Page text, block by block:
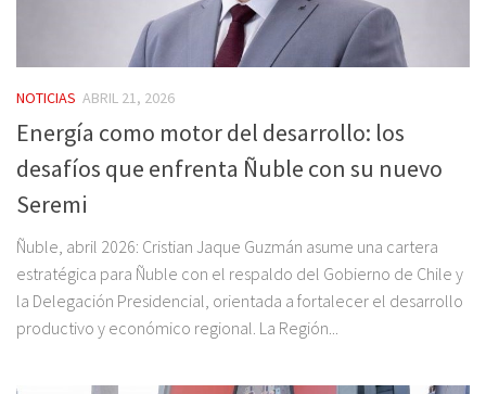
NOTICIAS ABRIL 21, 2026
Energía como motor del desarrollo: los
desafíos que enfrenta Ñuble con su nuevo
Seremi
Ñuble, abril 2026: Cristian Jaque Guzmán asume una cartera
estratégica para Ñuble con el respaldo del Gobierno de Chile y
la Delegación Presidencial, orientada a fortalecer el desarrollo
productivo y económico regional. La Región...